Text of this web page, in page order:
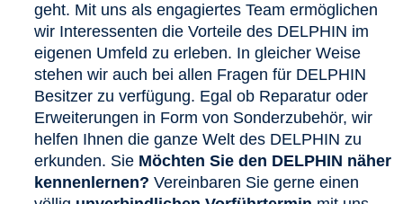
geht. Mit uns als engagiertes Team ermöglichen
wir Interessenten die Vorteile des DELPHIN im
eigenen Umfeld zu erleben. In gleicher Weise
stehen wir auch bei allen Fragen für DELPHIN
Besitzer zu verfügung. Egal ob Reparatur oder
Erweiterungen in Form von Sonderzubehör, wir
helfen Ihnen die ganze Welt des DELPHIN zu
erkunden. Sie Möchten Sie den DELPHIN näher
kennenlernen? Vereinbaren Sie gerne einen